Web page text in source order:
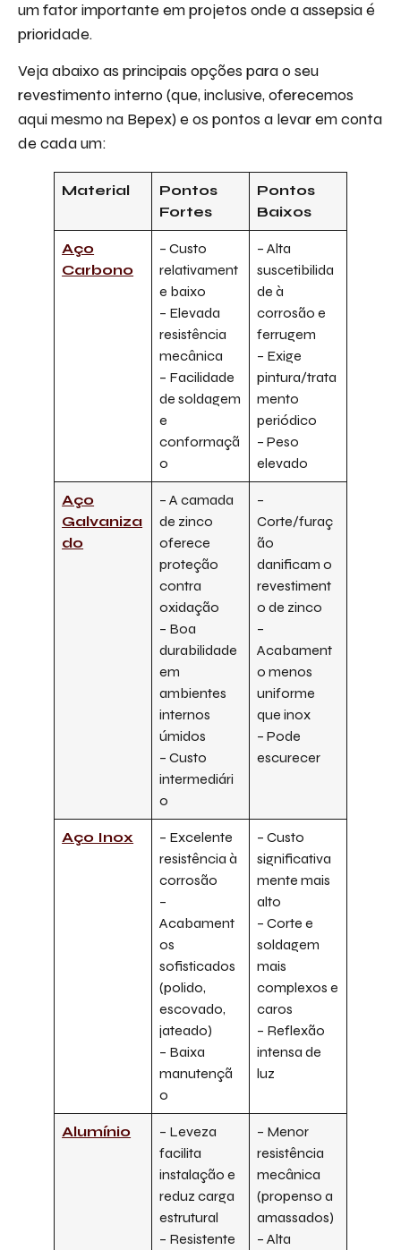
um fator importante em projetos onde a assepsia é
prioridade.
Veja abaixo as principais opções para o seu
revestimento interno (que, inclusive, oferecemos
aqui mesmo na Bepex) e os pontos a levar em conta
de cada um:
Material
Pontos
Fortes
Pontos
Baixos
Aço
Carbono
– Custo
relativament
e baixo
– Elevada
resistência
mecânica
– Facilidade
de soldagem
e
conformaçã
o
– Alta
suscetibilida
de à
corrosão e
ferrugem
– Exige
pintura/trata
mento
periódico
– Peso
elevado
Aço
Galvaniza
do
– A camada
de zinco
oferece
proteção
contra
oxidação
– Boa
durabilidade
em
ambientes
internos
úmidos
– Custo
intermediári
o
–
Corte/furaç
ão
danificam o
revestiment
o de zinco
–
Acabament
o menos
uniforme
que inox
– Pode
escurecer
Aço Inox
– Excelente
resistência à
corrosão
–
Acabament
os
sofisticados
(polido,
escovado,
jateado)
– Baixa
manutençã
o
– Custo
significativa
mente mais
alto
– Corte e
soldagem
mais
complexos e
caros
– Reflexão
intensa de
luz
Alumínio
– Leveza
facilita
instalação e
reduz carga
estrutural
– Resistente
– Menor
resistência
mecânica
(propenso a
amassados)
– Alta